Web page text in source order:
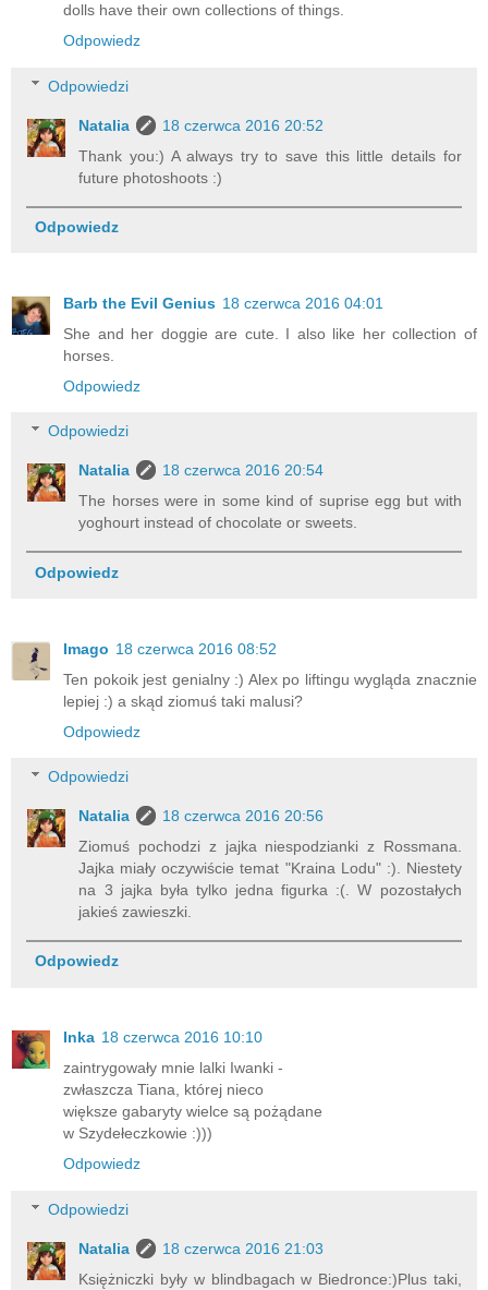
dolls have their own collections of things.
Odpowiedz
Odpowiedzi
Natalia
18 czerwca 2016 20:52
Thank you:) A always try to save this little details for
future photoshoots :)
Odpowiedz
Barb the Evil Genius 18 czerwca 2016 04:01
She and her doggie are cute. I also like her collection of
horses.
Odpowiedz
Odpowiedzi
Natalia
18 czerwca 2016 20:54
The horses were in some kind of suprise egg but with
yoghourt instead of chocolate or sweets.
Odpowiedz
Imago 18 czerwca 2016 08:52
Ten pokoik jest genialny :) Alex po liftingu wygląda znacznie
lepiej :) a skąd ziomuś taki malusi?
Odpowiedz
Odpowiedzi
Natalia
18 czerwca 2016 20:56
Ziomuś pochodzi z jajka niespodzianki z Rossmana.
Jajka miały oczywiście temat "Kraina Lodu" :). Niestety
na 3 jajka była tylko jedna figurka :(. W pozostałych
jakieś zawieszki.
Odpowiedz
Inka 18 czerwca 2016 10:10
zaintrygowały mnie lalki Iwanki -
zwłaszcza Tiana, której nieco
większe gabaryty wielce są pożądane
w Szydełeczkowie :)))
Odpowiedz
Odpowiedzi
Natalia
18 czerwca 2016 21:03
Księżniczki były w blindbagach w Biedronce:)Plus taki,